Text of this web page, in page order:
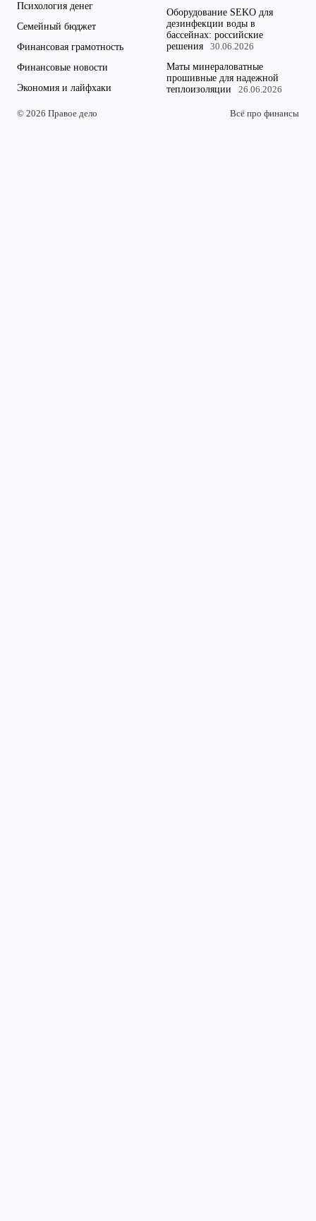
Психология денег
Семейный бюджет
Финансовая грамотность
Финансовые новости
Экономия и лайфхаки
Оборудование SEKO для
дезинфекции воды в
бассейнах: российские
решения
30.06.2026
Маты минераловатные
прошивные для надежной
теплоизоляции
26.06.2026
© 2026 Правое дело Всё про финансы